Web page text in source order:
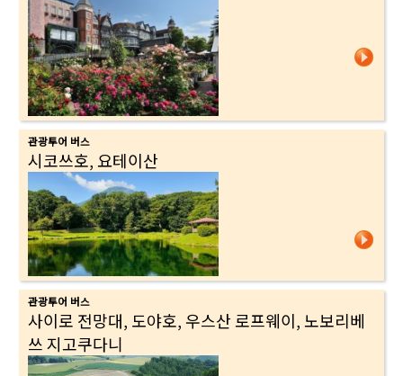
관광투어 버스
시코쓰호, 요테이산
관광투어 버스
사이로 전망대, 도야호, 우스산 로프웨이, 노보리베
쓰 지고쿠다니